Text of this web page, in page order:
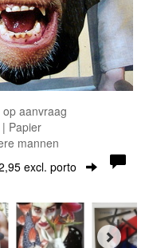
aanvraag
Papier
mannen
excl. porto